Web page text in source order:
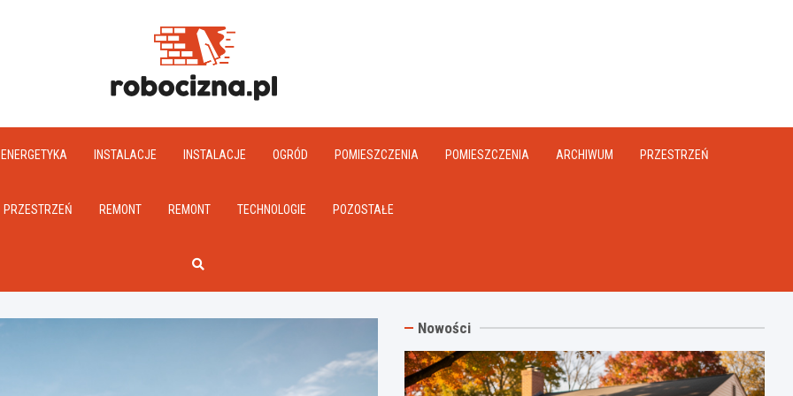
ENERGETYKA INSTALACJE INSTALACJE OGRÓD POMIESZCZENIA POMIESZCZENIA ARCHIWUM PRZESTRZEŃ
PRZESTRZEŃ REMONT REMONT TECHNOLOGIE POZOSTAŁE
Nowości